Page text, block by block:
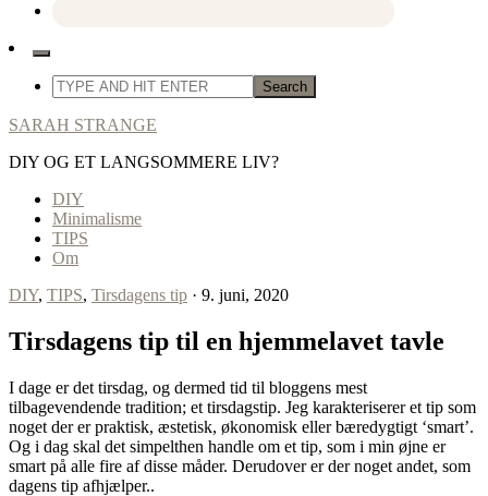
SARAH STRANGE
DIY OG ET LANGSOMMERE LIV?
DIY
Minimalisme
TIPS
Om
DIY, TIPS, Tirsdagens tip · 9. juni, 2020
Tirsdagens tip til en hjemmelavet tavle
I dage er det tirsdag, og dermed tid til bloggens mest
tilbagevendende tradition; et tirsdagstip. Jeg karakteriserer et tip som
noget der er praktisk, æstetisk, økonomisk eller bæredygtigt ‘smart’.
Og i dag skal det simpelthen handle om et tip, som i min øjne er
smart på alle fire af disse måder. Derudover er der noget andet, som
dagens tip afhjælper..